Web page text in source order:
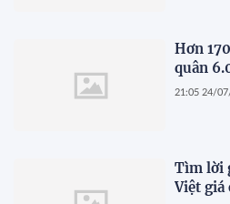
Hơn
quân
21:05 24/
Tìm lời
Việt giá